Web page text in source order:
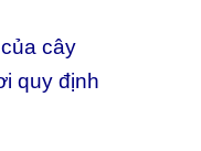
cây
quy định